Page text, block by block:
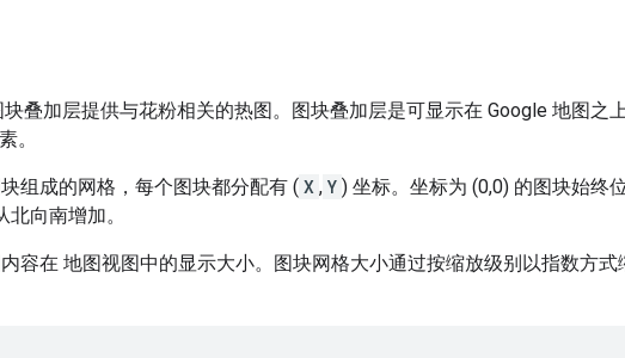
叠加层提供与花粉相关的热图。图块叠加层是可显示在 Google 地图之
。
组成的网格，每个图块都分配有 ( X , Y ) 坐标。坐标为 (0,0) 的图块始终
北向南增加。
容在 地图视图中的显示大小。图块网格大小通过按缩放级别以指数方式